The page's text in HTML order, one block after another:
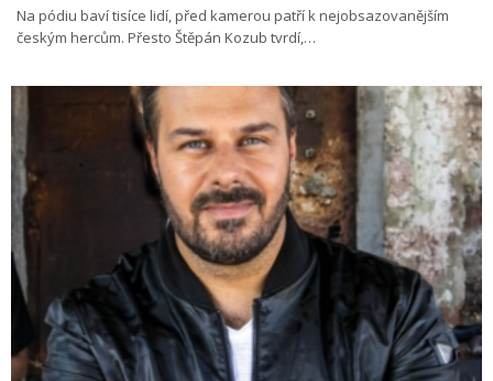
Na pódiu baví tisíce lidí, před kamerou patří k nejobsazovanějším
českým hercům. Přesto Štěpán Kozub tvrdí,…